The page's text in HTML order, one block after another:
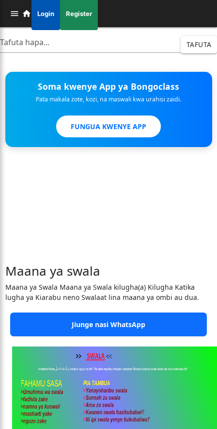
Login Register
TAFUTA
Soma kwenye App ya Bongoclass
Pata makala zote, kozi, na maswali kwa urahisi zaidi.
FUNGUA KWENYE APP
Maana ya swala
Maana ya Swala Maana ya Swala kilugha(a) Kilugha Katika
lugha ya Kiarabu neno Swalaat lina maana ya ombi au dua.
Jiunge nasi WhatsApp